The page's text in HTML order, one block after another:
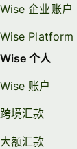
Wise 企业账户
Wise Platform
Wise 个人
Wise 账户
跨境汇款
大额汇款